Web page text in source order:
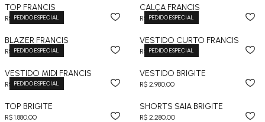
PEDIDO ESPECIAL
TOP FRANCIS
R$ 1.980,00 PEDIDO ESPECIAL
CALÇA FRANCIS
R$ 4.524,00
PEDIDO ESPECIAL
BLAZER FRANCIS
R$ 4.880,00 PEDIDO ESPECIAL
VESTIDO CURTO FRANCIS
R$ 3.480,00
PEDIDO ESPECIAL
VESTIDO MIDI FRANCIS
R$ 3.980,00
VESTIDO BRIGITE
R$ 2.980,00
TOP BRIGITE
R$ 1.880,00
SHORTS SAIA BRIGITE
R$ 2.280,00